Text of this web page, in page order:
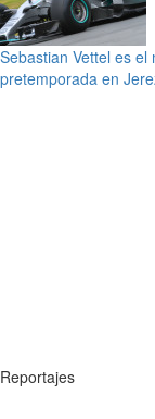
Sebastian Vettel es
pretemporada en
Reportajes